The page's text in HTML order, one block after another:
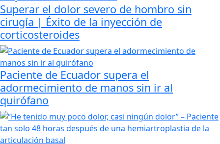
Superar el dolor severo de hombro sin
cirugía | Éxito de la inyección de
corticosteroides
Paciente de Ecuador supera el
adormecimiento de manos sin ir al
quirófano